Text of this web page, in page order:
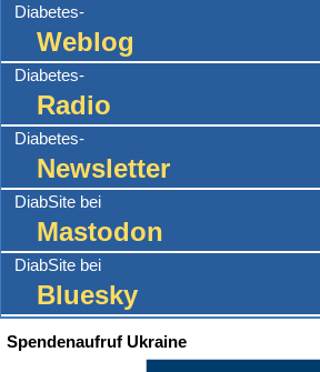
Diabetes-
Weblog
Diabetes-
Radio
Diabetes-
Newsletter
DiabSite bei
Mastodon
DiabSite bei
Bluesky
Spendenaufruf Ukraine